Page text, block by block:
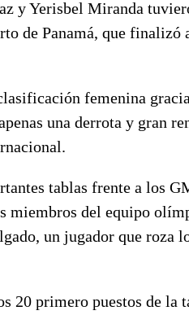
y Yerisbel Miranda
de Panamá, que finalizó
femenina
una derrota y gran
tablas frente a los
miembros del equipo
un jugador que roza
20 primero puestos de la